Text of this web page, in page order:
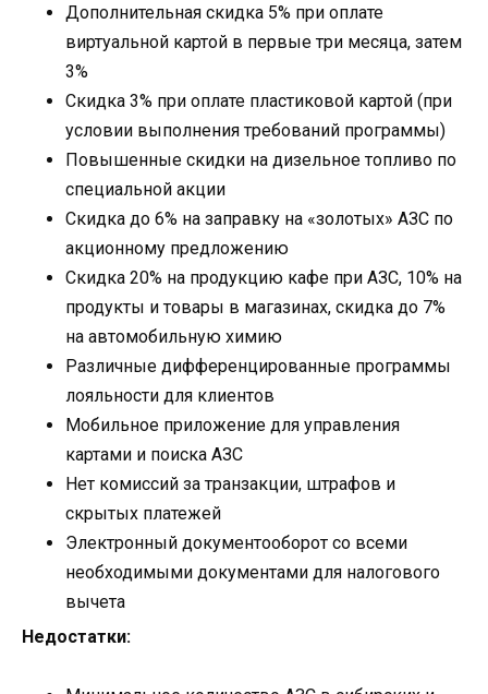
Дополнительная скидка 5% при оплате
виртуальной картой в первые три месяца, затем
3%
Скидка 3% при оплате пластиковой картой (при
условии выполнения требований программы)
Повышенные скидки на дизельное топливо по
специальной акции
Скидка до 6% на заправку на «золотых» АЗС по
акционному предложению
Скидка 20% на продукцию кафе при АЗС, 10% на
продукты и товары в магазинах, скидка до 7%
на автомобильную химию
Различные дифференцированные программы
лояльности для клиентов
Мобильное приложение для управления
картами и поиска АЗС
Нет комиссий за транзакции, штрафов и
скрытых платежей
Электронный документооборот со всеми
необходимыми документами для налогового
вычета
Недостатки: